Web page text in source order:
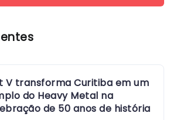
V transforma Curitiba em um
do Heavy Metal na
de 50 anos de história